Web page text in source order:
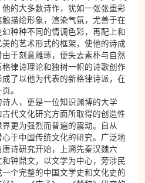
的大多数诗作，犹如一张张重彩
描绘形象，渲染气氛，尤善于在
种种不同的情调色彩，再配上和
的艺术形式的框架，使他的诗成
于刻意雕琢，便失去素朴与自然
律诗理论和独树一帜的诗歌创作
了以他为代表的新格律诗派，在
。
人，更是一位知识渊博的大学
代文化研究方面所取得的创造性
更为强烈而普遍的震动。自从
于中国传统文化的研究。广泛地
诗研究开始，上溯先秦汉魏六
钟鼎文，以文学为中心，旁涉民
个完整的中国文学史和文化史的